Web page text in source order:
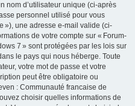
nom d’utilisateur unique (ci-après
personnel utilisé pour vous
»), une adresse e-mail valide (ci-
de votre compte sur « Forum-
7 » sont protégées par les lois sur
le pays qui nous héberge. Toute
votre mot de passe et votre
peut être obligatoire ou
: Communauté francaise de
choisir quelles informations de